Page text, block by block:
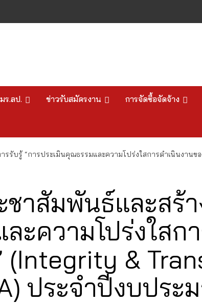
ร.ลป. ข่าวรับสมัครงาน การจัดซื้อจัดจ้าง
บรู้ “การประเมินคุณธรรมและความโปร่งใสการดำเนินงานของ
าสัมพันธ์และสร้า
ะความโปร่งใสก
(Integrity &
ประจำปีงบปร